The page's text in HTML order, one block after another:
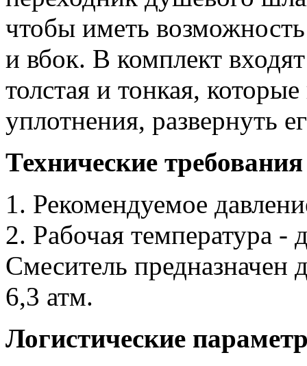
чтобы иметь
и вбок. В комплект
толстая и тонкая,
уплотнения, развернуть
Технические требования
1. Рекомендуемое
2. Рабочая температура -
Смеситель предназначен
6,3 атм.
Логистические